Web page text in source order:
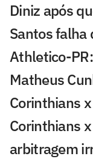
Diniz após
Santos falha
Athletico-
Matheus
Corinthians
Corinthians
arbitragem